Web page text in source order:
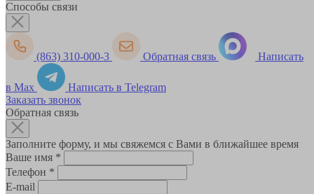
Способы связи
(863) 310-000-3 Обратная связь Написать
в Max
Написать в Telegram
Заказать звонок
Обратная связь
Заполните форму, и мы свяжемся с Вами в ближайшее время
Ваше имя *
Телефон *
E-mail